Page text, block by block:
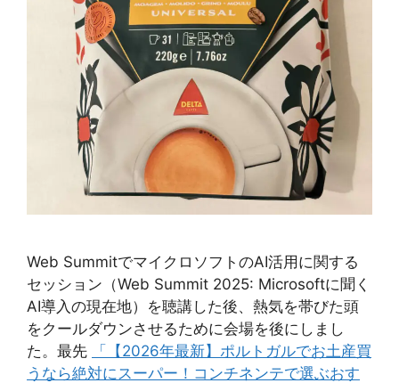
Web SummitでマイクロソフトのAI活用に関する
セッション（Web Summit 2025: Microsoftに聞く
AI導入の現在地）を聴講した後、熱気を帯びた頭
をクールダウンさせるために会場を後にしまし
た。最先
「【2026年最新】ポルトガルでお土産買
うなら絶対にスーパー！コンチネンテで選ぶおす